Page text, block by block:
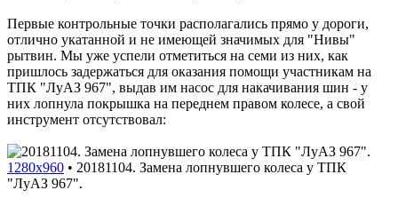
Первые контрольные точки располагались прямо у дороги,
отлично укатанной и не имеющей значимых для "Нивы"
рытвин. Мы уже успели отметиться на семи из них, как
пришлось задержаться для оказания помощи участникам на
ТПК "ЛуАЗ 967", выдав им насос для накачивания шин - у
них лопнула покрышка на переднем правом колесе, а свой
инструмент отсутствовал:
1280x960 • 20181104. Замена лопнувшего колеса у ТПК
"ЛуАЗ 967".